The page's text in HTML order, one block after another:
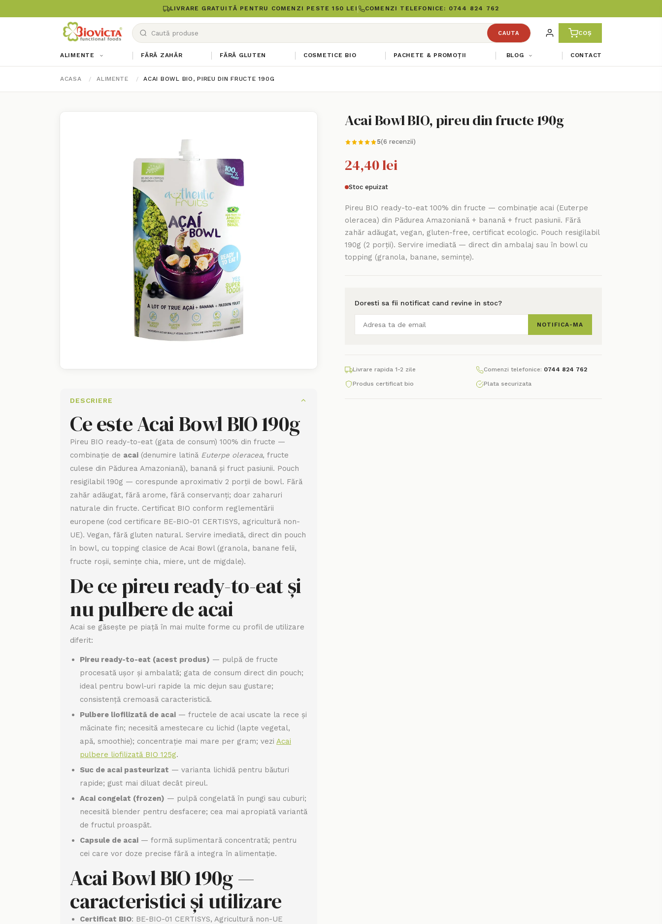
LIVRARE GRATUITĂ PENTRU COMENZI PESTE 150 LEI COMENZI TELEFONICE: 0744 824 762
CAUTA COȘ
ALIMENTE FĂRĂ ZAHĂR FĂRĂ GLUTEN COSMETICE BIO PACHETE & PROMOȚII BLOG CONTACT
ACASA ALIMENTE ACAI BOWL BIO, PIREU DIN FRUCTE 190G
Acai Bowl BIO, pireu din fructe 190g
5(6 recenzii)
24,40 lei
Stoc epuizat
Pireu BIO ready-to-eat 100% din fructe — combinație acai (Euterpe
oleracea) din Pădurea Amazoniană + banană + fruct pasiunii. Fără
zahăr adăugat, vegan, gluten-free, certificat ecologic. Pouch resigilabil
190g (2 porții). Servire imediată — direct din ambalaj sau în bowl cu
topping (granola, banane, semințe).
Doresti sa fii notificat cand revine in stoc?
NOTIFICA-MA
Livrare rapida 1-2 zile Comenzi telefonice: 0744 824 762
Produs certificat bio Plata securizata
DESCRIERE
Ce este Acai Bowl BIO 190g
Pireu BIO ready-to-eat (gata de consum) 100% din fructe —
combinație de acai (denumire latină Euterpe oleracea, fructe
culese din Pădurea Amazoniană), banană și fruct pasiunii. Pouch
resigilabil 190g — corespunde aproximativ 2 porții de bowl. Fără
zahăr adăugat, fără arome, fără conservanți; doar zaharuri
naturale din fructe. Certificat BIO conform reglementării
europene (cod certificare BE-BIO-01 CERTISYS, agricultură non-
UE). Vegan, fără gluten natural. Servire imediată, direct din pouch
în bowl, cu topping clasice de Acai Bowl (granola, banane felii,
fructe roșii, semințe chia, miere, unt de migdale).
De ce pireu ready-to-eat și
nu pulbere de acai
Acai se găsește pe piață în mai multe forme cu profil de utilizare
diferit:
Pireu ready-to-eat (acest produs) — pulpă de fructe
procesată ușor și ambalată; gata de consum direct din pouch;
ideal pentru bowl-uri rapide la mic dejun sau gustare;
consistență cremoasă caracteristică.
Pulbere liofilizată de acai — fructele de acai uscate la rece și
măcinate fin; necesită amestecare cu lichid (lapte vegetal,
apă, smoothie); concentrație mai mare per gram; vezi Acai
pulbere liofilizată BIO 125g.
Suc de acai pasteurizat — varianta lichidă pentru băuturi
rapide; gust mai diluat decât pireul.
Acai congelat (frozen) — pulpă congelată în pungi sau cuburi;
necesită blender pentru desfacere; cea mai apropiată variantă
de fructul proaspăt.
Capsule de acai — formă suplimentară concentrată; pentru
cei care vor doze precise fără a integra în alimentație.
Acai Bowl BIO 190g —
caracteristici și utilizare
Certificat BIO: BE-BIO-01 CERTISYS, Agricultură non-UE